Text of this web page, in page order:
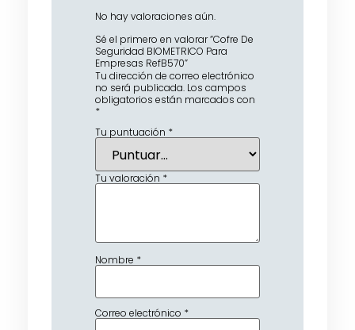
No hay valoraciones aún.
Sé el primero en valorar “Cofre De
Seguridad BIOMETRICO Para
Empresas RefB570”
Tu dirección de correo electrónico
no será publicada. Los campos
obligatorios están marcados con
*
Tu puntuación *
Tu valoración *
Nombre *
Correo electrónico *